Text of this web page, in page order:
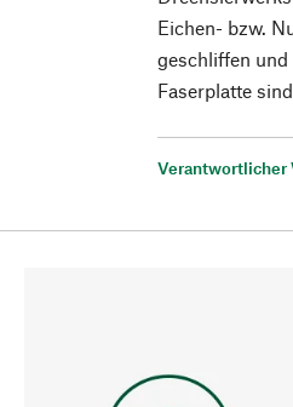
Eichen- bzw.
geschliffen
Faserplatte
Verantwortlicher